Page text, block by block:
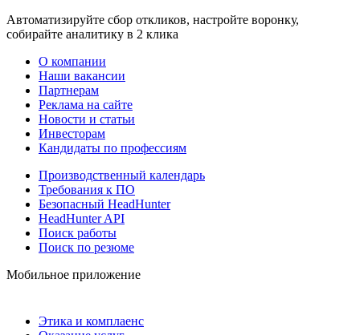
Автоматизируйте сбор откликов, настройте воронку,
собирайте аналитику в 2 клика
О компании
Наши вакансии
Партнерам
Реклама на сайте
Новости и статьи
Инвесторам
Кандидаты по профессиям
Производственный календарь
Требования к ПО
Безопасный HeadHunter
HeadHunter API
Поиск работы
Поиск по резюме
Мобильное приложение
Этика и комплаенс